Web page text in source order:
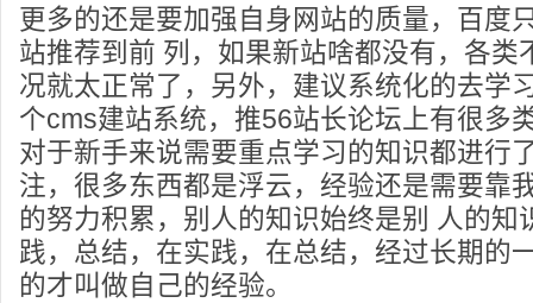
更多的还是要加强自身网站的质量，百度
站推荐到前 列，如果新站啥都没有，各类
况就太正常了，另外，建议系统化的去学
个cms建站系统，推56站长论坛上有很多
对于新手来说需要重点学习的知识都进行
注，很多东西都是浮云，经验还是需要靠
的努力积累，别人的知识始终是别 人的知
践，总结，在实践，在总结，经过长期的
的才叫做自己的经验。